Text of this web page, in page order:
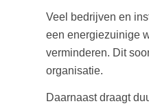
Veel bedrijven en
een energiezuinige
verminderen. Dit
organisatie.
Daarnaast draagt